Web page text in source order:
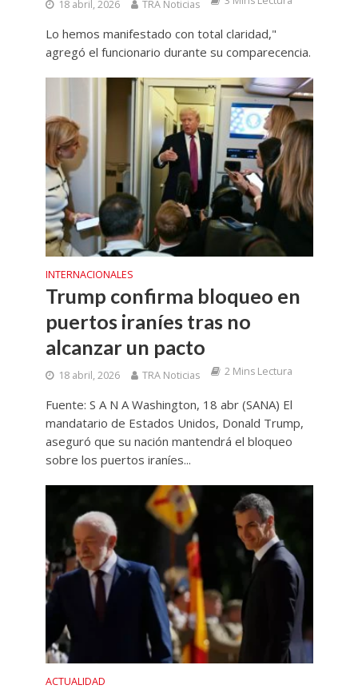
18 abril, 2026 TRA Noticias
Lo hemos manifestado con total claridad,"
agregó el funcionario durante su comparecencia.
INTERNACIONALES
Trump confirma bloqueo en
puertos iraníes tras no
alcanzar un pacto
18 abril, 2026 TRA Noticias 2 Mins Lectura
Fuente: S A N A Washington, 18 abr (SANA) El
mandatario de Estados Unidos, Donald Trump,
aseguró que su nación mantendrá el bloqueo
sobre los puertos iraníes...
ACTUALIDAD